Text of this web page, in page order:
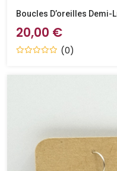
Boucles D’oreilles Demi-
20,00 €
(0)